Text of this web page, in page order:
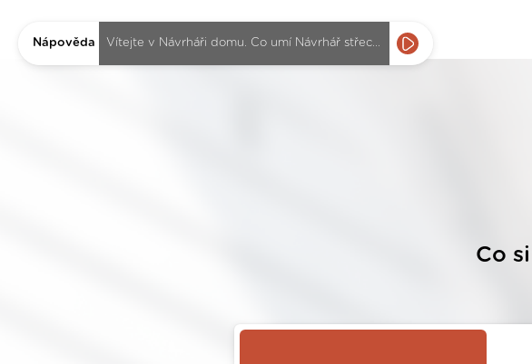
Nápověda Vítejte v Návrháři domu. Co umí Návrhář střechy?
Co